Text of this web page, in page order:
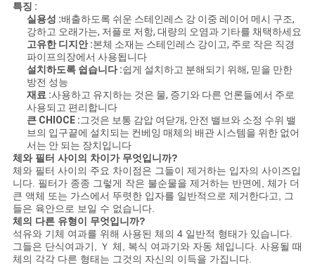
특징 :
실용성 :배출하도록 쉬운 스테인레스 강 이중 레이어 메시 구조,
강하고 오래가는, 저플로 저항, 대량의 오염과 기타를 채택하세요
고유한 디지안 :본체 소재는 스테인레스 강이고, 주로 작은 직경
파이프의장에서 사용됩니다
설치하도록 쉽습니다 :쉽게 설치하고 분해되기 위해, 믿을 만한
방전 성능
재료 :사용하고 유지하는 것은 물, 증기와 다른 언론들에서 주로
사용되고 편리합니다
큰 CHIOCE :그것은 보통 감압 여닫개, 안전 밸브와 소정 수위 밸
브의 입구끝에 설치되는 컨베잉 매체의 배관 시스템을 위한 없어
서는 안 되는 장치입니다
체와 필터 사이의 차이가 무엇입니까?
체와 필터 사이의 주요 차이점은 그들이 제거하는 입자의 사이즈입
니다. 필터가 종종 그렇게 작은 불순물을 제거하는 반면에, 체가 더
큰 액체 또는 가스에서 뚜렷한 입자를 일반적으로 제거한다고, 그
들은 육안으로 보일 수 없습니다.
체의 다른 유형이 무엇입니까?
석유와 기체 여과를 위해 사용된 체의 4 일반적 형태가 있습니다.
그들은 단식여과기, Ｙ 체, 복식 여과기와 자동 체입니다. 사용될 때
체의 각각 다른 형태는 그것의 자신의 이득을 가집니다.